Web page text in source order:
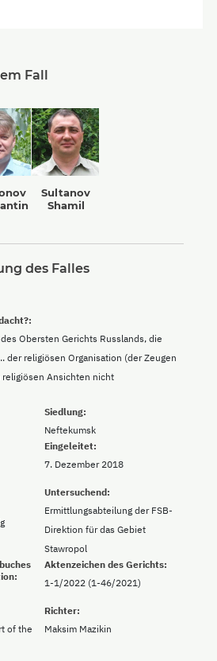
Fall
Sultanov
Shamil
des Falles
Siedlung:
Neftekumsk
Obersten Gerichts Russlands, die
der religiösen Organisation (der Zeugen
religiösen Ansichten nicht
Eingeleitet:
7. Dezember 2018
Untersuchend:
Ermittlungsabteilung der FSB-
Direktion für das Gebiet
Stawropol
Aktenzeichen des Gerichts:
1-1/2022 (1-46/2021)
of the
Richter:
Maksim Mazikin